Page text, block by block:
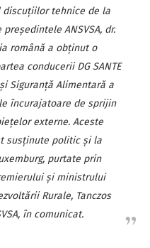
discuţiilor tehnice de la
ANSVSA, dr.
română a obţinut o
conducerii DG SANTE
Siguranţă Alimentară a
încurajatoare de sprijin
externe. Aceste
susţinute politic şi la
purtate prin
şi ministrului
Rurale, Tanczos
în comunicat.